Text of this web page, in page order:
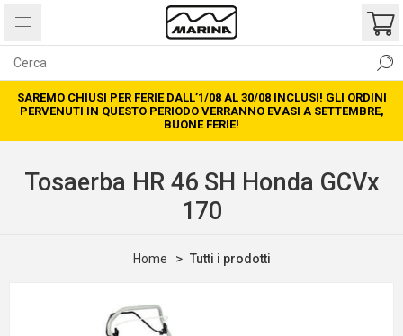
SAREMO CHIUSI PER FERIE DALL’1/08 AL 30/08 INCLUSI! GLI ORDINI
PERVENUTI IN QUESTO PERIODO VERRANNO EVASI A SETTEMBRE,
BUONE FERIE!
Tosaerba HR 46 SH Honda GCVx
170
Home Tutti i prodotti